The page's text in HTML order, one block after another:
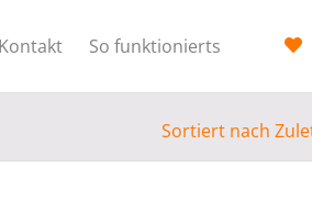
Kontakt So funktionierts
Sortiert nach